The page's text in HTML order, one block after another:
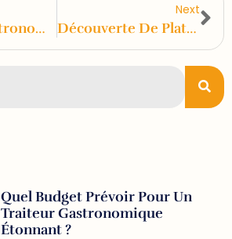
Recettes Gastronomiques Faciles Pour Éblouir Vos Convives
Next
Découverte De Plats Gastronomiques Inédits Et Originaux
Quel Budget Prévoir Pour Un
Traiteur Gastronomique
Étonnant ?